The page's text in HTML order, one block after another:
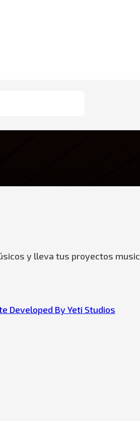
y lleva tus proyectos
Developed By Yeti Studios